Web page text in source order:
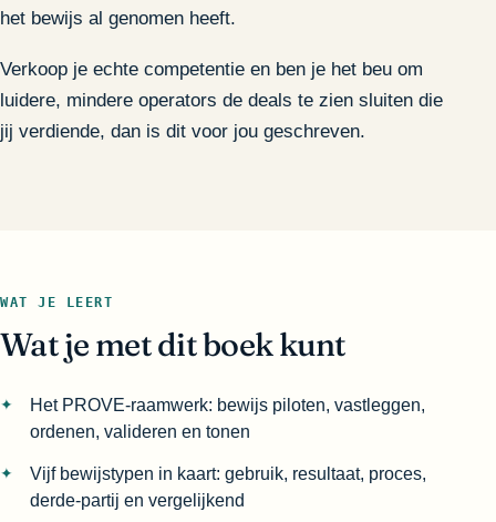
het bewijs al genomen heeft.
Verkoop je echte competentie en ben je het beu om
luidere, mindere operators de deals te zien sluiten die
jij verdiende, dan is dit voor jou geschreven.
WAT JE LEERT
Wat je met dit boek kunt
Het PROVE-raamwerk: bewijs piloten, vastleggen,
ordenen, valideren en tonen
Vijf bewijstypen in kaart: gebruik, resultaat, proces,
derde-partij en vergelijkend